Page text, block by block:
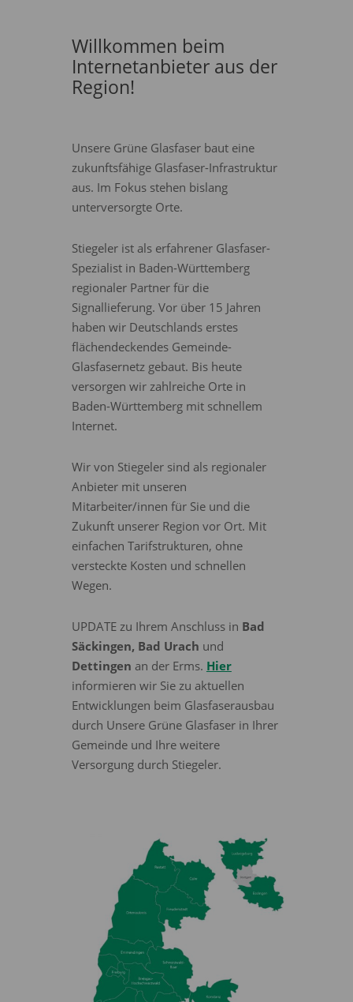
Willkommen beim
Internetanbieter aus der
Region!
Unsere Grüne Glasfaser baut eine
zukunftsfähige Glasfaser-Infrastruktur
aus. Im Fokus stehen bislang
unterversorgte Orte.
Stiegeler ist als erfahrener Glasfaser-
Spezialist in Baden-Württemberg
regionaler Partner für die
Signallieferung. Vor über 15 Jahren
haben wir Deutschlands erstes
flächendeckendes Gemeinde-
Glasfasernetz gebaut. Bis heute
versorgen wir zahlreiche Orte in
Baden-Württemberg mit schnellem
Internet.
Wir von Stiegeler sind als regionaler
Anbieter mit unseren
Mitarbeiter/innen für Sie und die
Zukunft unserer Region vor Ort. Mit
einfachen Tarifstrukturen, ohne
versteckte Kosten und schnellen
Wegen.
UPDATE zu Ihrem Anschluss in Bad
Säckingen, Bad Urach und
Dettingen an der Erms. Hier
informieren wir Sie zu aktuellen
Entwicklungen beim Glasfaserausbau
durch Unsere Grüne Glasfaser in Ihrer
Gemeinde und Ihre weitere
Versorgung durch Stiegeler.